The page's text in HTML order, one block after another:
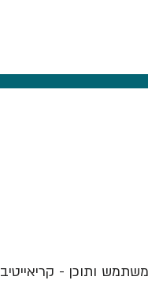
משתמש ותוכן - קריאייטיב